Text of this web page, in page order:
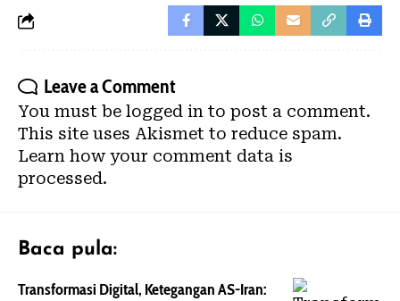
Leave a Comment
You must be logged in to post a comment.
This site uses Akismet to reduce spam.
Learn how your comment data is
processed.
Baca pula:
Transformasi Digital, Ketegangan AS-Iran: